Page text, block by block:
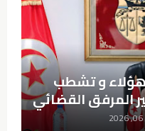
هؤلاء و تشطب
المرفق القضائي